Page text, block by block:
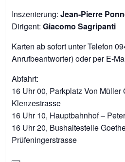
Inszenierung: Jean-Pierre
Dirigent: Giacomo Sagripanti
Karten ab sofort unter Telefon
Anrufbeantworter) oder per E-
Abfahrt:
16 Uhr 00, Parkplatz Von Müller
Klenzestrasse
16 Uhr 10, Hauptbahnhof –
16 Uhr 20, Bushaltestelle
Prüfeningerstrasse